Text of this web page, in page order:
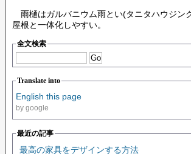
雨樋はガルバニウム雨とい(タニタハウジン
屋根と一体化しやすい。
全文検索
Translate into
English this page
by google
最近の記事
最高の家具をデザインする方法